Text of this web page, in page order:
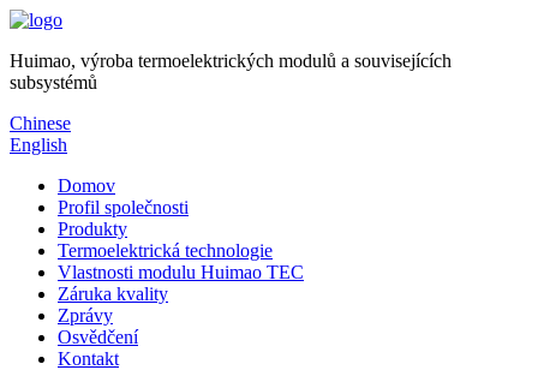
Huimao, výroba termoelektrických modulů a souvisejících
subsystémů
Chinese
English
Domov
Profil společnosti
Produkty
Termoelektrická technologie
Vlastnosti modulu Huimao TEC
Záruka kvality
Zprávy
Osvědčení
Kontakt